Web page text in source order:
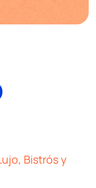
Bistrós y